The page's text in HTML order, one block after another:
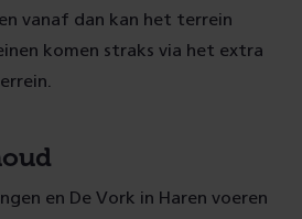
vanaf dan kan het terrein
komen straks via het extra
en De Vork in Haren voeren